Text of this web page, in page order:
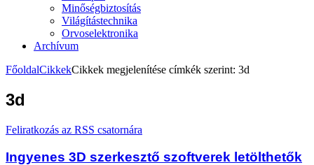
Minőségbiztosítás
Világítástechnika
Orvoselektronika
Archívum
FőoldalCikkekCikkek megjelenítése címkék szerint: 3d
3d
Feliratkozás az RSS csatornára
Ingyenes 3D szerkesztő szoftverek letölthetők